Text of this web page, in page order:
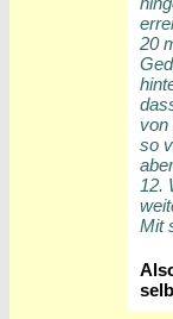
20
von
so
12.
Mit